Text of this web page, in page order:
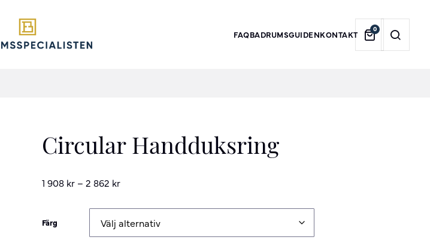
FAQBADRUMSGUIDENKONTAKT
0
Circular Handduksring
1 908 kr –2 862 kr
Färg